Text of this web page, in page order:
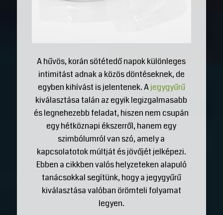
A hűvös, korán sötétedő napok különleges
intimitást adnak a közös döntéseknek, de
egyben kihívást is jelentenek. Ajegygyűrű
kiválasztása talán az egyik legizgalmasabb
és legnehezebb feladat, hiszen nem csupán
egy hétköznapi ékszerről, hanem egy
szimbólumról van szó, amely a
kapcsolatotok múltját és jövőjét jelképezi.
Ebben a cikkben valós helyzeteken alapuló
tanácsokkal segítünk, hogy a jegygyűrű
kiválasztása valóban örömteli folyamat
legyen.